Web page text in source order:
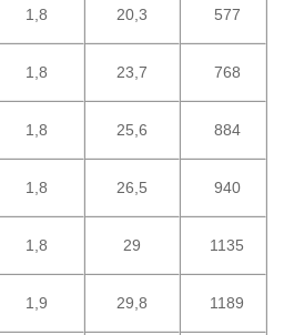
1,8 20,3 577
1,8 23,7 768
1,8 25,6 884
1,8 26,5 940
1,8 29 1135
1,9 29,8 1189